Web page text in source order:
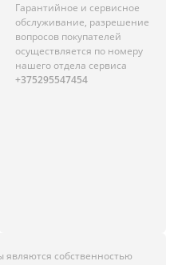
Гарантийное и сервисное
обслуживание, разрешение
вопросов покупателей
осуществляется по номеру
нашего отдела сервиса
+375295547454
собственностью